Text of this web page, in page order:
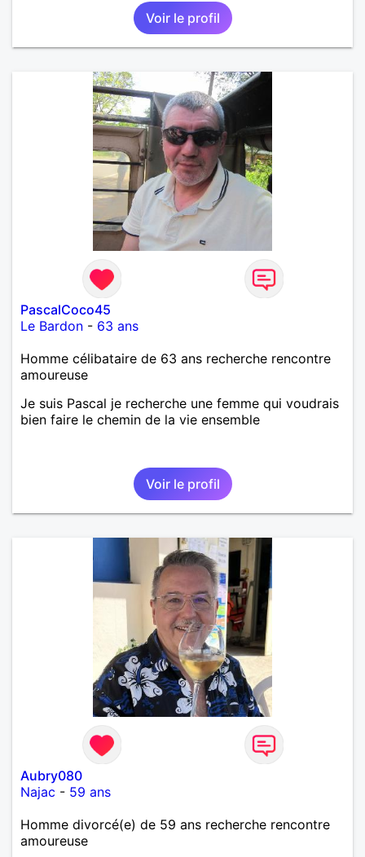
Voir le profil
PascalCoco45
Le Bardon - 63 ans
Homme célibataire de 63 ans recherche rencontre
amoureuse
Je suis Pascal je recherche une femme qui voudrais
bien faire le chemin de la vie ensemble
Voir le profil
Aubry080
Najac - 59 ans
Homme divorcé(e) de 59 ans recherche rencontre
amoureuse